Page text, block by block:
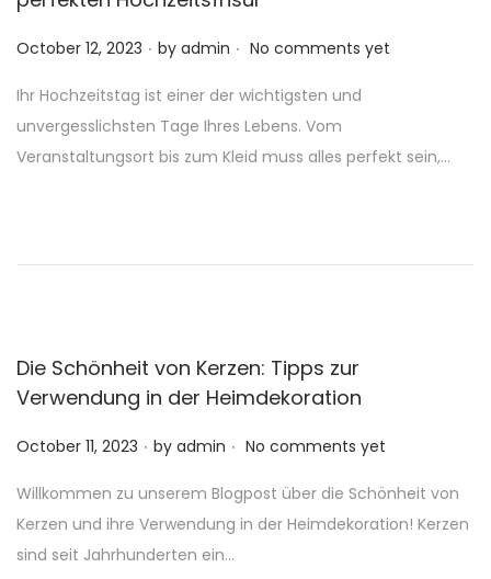
P
s
t
e
October 12, 2023 . by admin . No comments yet
Ihr Hochzeitstag ist einer der wichtigsten und
unvergesslichsten Tage Ihres Lebens. Vom
Veranstaltungsort bis zum Kleid muss alles perfekt sein,…
Die Schönheit von Kerzen: Tipps zur
Verwendung in der Heimdekoration
P
s
t
e
October 11, 2023 . by admin . No comments yet
Willkommen zu unserem Blogpost über die Schönheit von
Kerzen und ihre Verwendung in der Heimdekoration! Kerzen
sind seit Jahrhunderten ein…